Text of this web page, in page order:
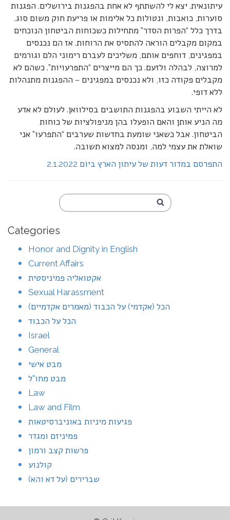
עיתונאית. יצא לי להשתתף לא אחת בהפגנות בירושלים. הפגנות
סוערות, כואבות, ונטולות כל אלימות או פריעת חוק משום סוג.
בדרך כלל “הפרות הסדר” מתחילות כשכוחות הביטחון הנוכחים
במקום מקבלים הוראה להתסיס את הרוחות. אז הם נכנסים
במפגינים, דוחפים אותם, משליכים לעברם רימוני הלם וגורמים
למרוצה, לבהלה ולזעם. כך הם מייצרים “התפרעויות”. כשהם לא
מקבלים פקודה כזו, ולא נכנסים במפגינים – ההפגנות מתנהלות
ללא דופי.
לא הייתי השבוע בהפגנות התושבים בסילוואן. לעולם לא אדע
מה הניע אותן והאם הופעלו בהן מניפולציות של כוחות
הביטחון. אבל כשאני שומעת בחדשות שערבים “התפרעו” אני
שואלת את עצמי למה, ומנסה למצוא תשובה.
התפרסם במדור דעות של עיתון הארץ ביום 2.1.2022
Categories
Honor and Dignity in English
Current Affairs
אקטואליה פמיניסטית
Sexual Harassment
הכל (אקדמי) על הכבוד (מאמרים אקדמיים)
הכל על הכבוד
Israel
General
מבט אישי
מבט מחו"ל
Law
Law and Film
פגיעות מיניות באוניברסיטאות
פמיניזם ומגדר
פרשות קצב ורמון
קולנוע
שברירים (על דא והא)